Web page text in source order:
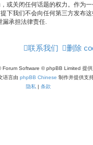
或关闭任何话题的权力。作为
下我们不会向任何第三方发布这
承担法律责任.
删除
联系我们
Forum Software © phpBB Limited 提供
语言由 phpBB Chinese 制作并提供支
隐私 | 条款